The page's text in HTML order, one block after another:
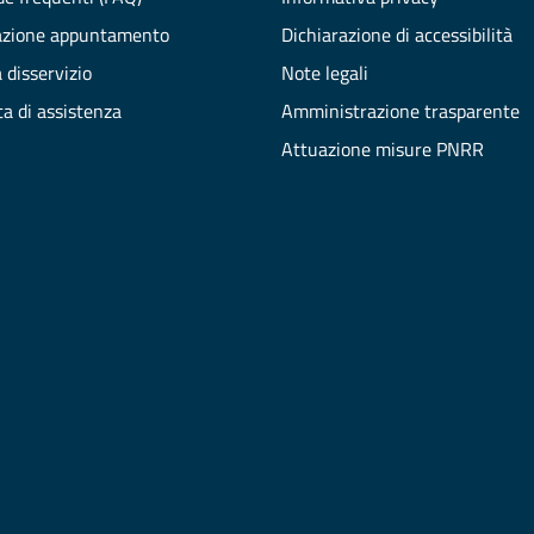
appuntamento
disservizio
di assistenza
Dichiarazione di accessibilità
Note legali
Amministrazione trasparente
Attuazione misure PNRR